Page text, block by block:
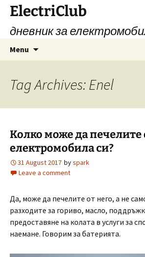
Skip
content
ElectriClub
дневник за
Menu
Tag Archives: Enel
Колко може да печелите
електромобила си?
31 August 2017 byspark
Leave a comment
Да, може да печелите от него, а не
разходите за гориво, масло,
предоставяне на колата в услуги за
наемане. Говорим за батерията.